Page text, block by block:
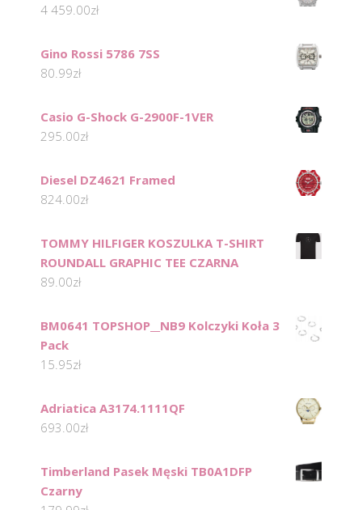
4 459.00zł
Gino Rossi 5786 7SS
80.99zł
Casio G-Shock G-2900F-1VER
295.00zł
Diesel DZ4621 Framed
824.00zł
TOMMY HILFIGER KOSZULKA T-SHIRT
ROUNDALL GRAPHIC TEE CZARNA
89.00zł
BM0641 TOPSHOP__NB9 Kolczyki Koła 3
Pack
15.95zł
Adriatica A3174.1111QF
693.00zł
Timberland Pasek Męski TB0A1DFP
Czarny